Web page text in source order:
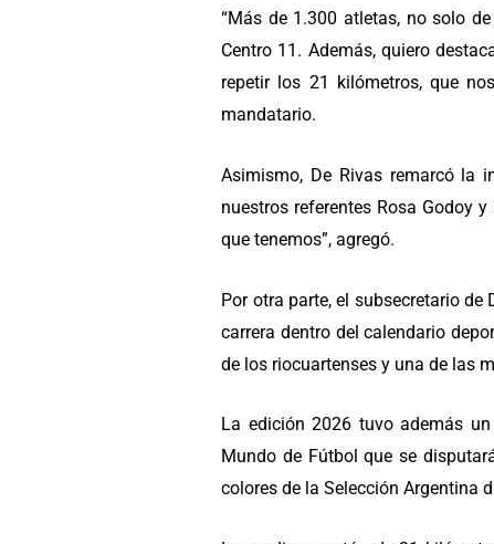
“Más de 1.300 atletas, no solo
Centro 11. Además, quiero
repetir los 21 kilómetros, que
mandatario.
Asimismo, De Rivas remarcó la
nuestros referentes Rosa Godoy
que tenemos”, agregó.
Por otra parte, el subsecretario
carrera dentro del calendario
de los riocuartenses y una de las
La edición 2026 tuvo además
Mundo de Fútbol que se
colores de la Selección Argentina